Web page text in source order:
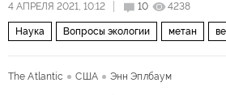
4 АПРЕЛЯ 2021, 10:12 10 4238
Наука Вопросы экологии метан
The Atlantic США Энн Эплбаум